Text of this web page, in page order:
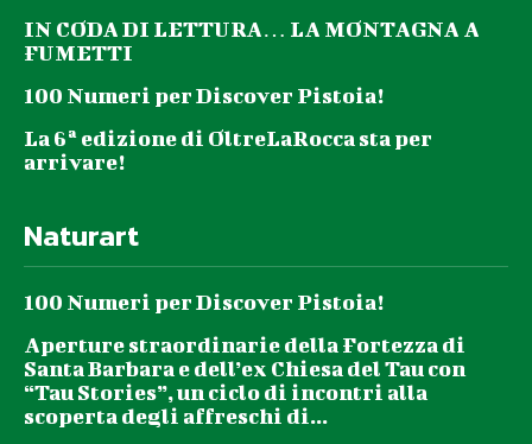
IN CODA DI LETTURA… LA MONTAGNA A
FUMETTI
100 Numeri per Discover Pistoia!
La 6ª edizione di OltreLaRocca sta per
arrivare!
Naturart
100 Numeri per Discover Pistoia!
Aperture straordinarie della Fortezza di
Santa Barbara e dell’ex Chiesa del Tau con
“Tau Stories”, un ciclo di incontri alla
scoperta degli affreschi di...